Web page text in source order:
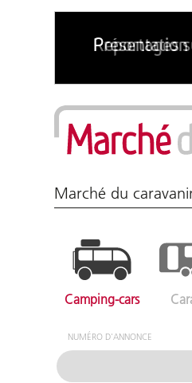
Marché du
Camping-cars
NUMÉRO D'ANNONCE